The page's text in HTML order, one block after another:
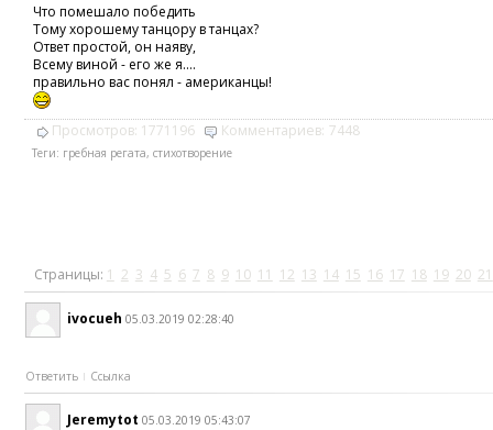
Что помешало победить
Тому хорошему танцору в танцах?
Ответ простой, он наяву,
Всему виной - его же я....
правильно вас понял - американцы!
Просмотров: 1771196 Комментариев: 7448
Теги: гребная регата, стихотворение
Страницы: 1 2 3 4 5 6 7 8 9 10 11 12 13 14 15 16 17 18 19 20 21
ivocueh 05.03.2019 02:28:40
Ответить Ссылка
Jeremytot 05.03.2019 05:43:07